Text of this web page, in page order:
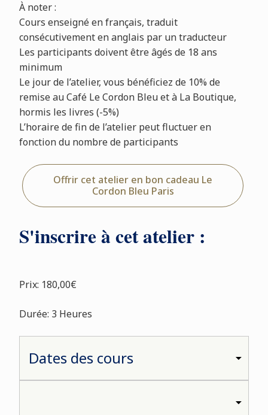
Ànoter :
Cours enseigné en français, traduit
consécutivement en anglais par un traducteur
Les participants doivent être âgés de 18 ans
minimum
Le jour de l’atelier, vous bénéficiez de 10% de
remise au Café Le Cordon Bleu et à La Boutique,
hormis les livres (-5%)
L’horaire de fin de l’atelier peut fluctuer en
fonction du nombre de participants
Offrir cet atelier en bon cadeau Le
Cordon Bleu Paris
S'inscrire à cet atelier :
Prix: 180,00€
Durée: 3 Heures